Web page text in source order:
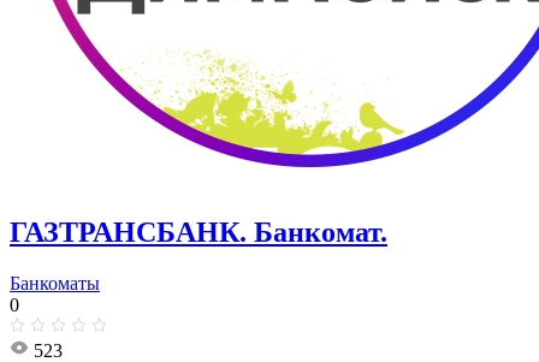
ГАЗТРАНСБАНК. Банкомат.
Банкоматы
0
523